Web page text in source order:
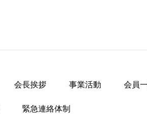
会長挨拶 事業活動 会員
緊急連絡体制